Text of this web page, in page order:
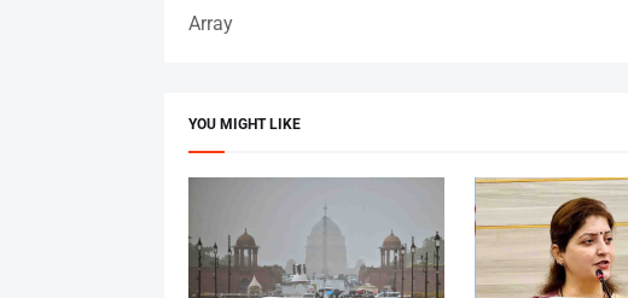
Array
YOU MIGHT LIKE